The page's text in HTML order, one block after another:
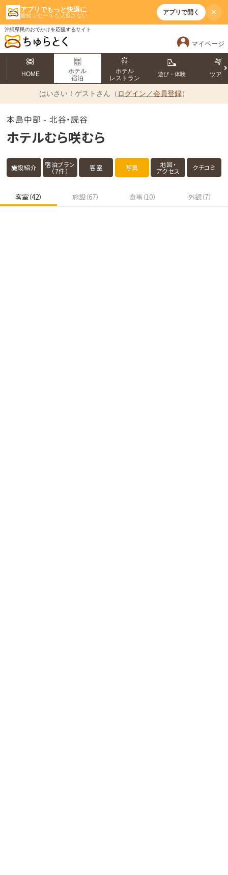
アプリでもっと快適に
通知でセールも見逃さない アプリで開く ×
沖縄県民のおでかけを応援するサイト
マイページ
HOME
ホテル
宿泊
ホテル
レストラン
遊び・体験 ツアー
はいさい！ ゲストさん（ ログイン／会員登録）
本島中部 - 北谷・読谷
ホテルむら咲むら
施設紹介 宿泊プラン
（7件） 客室 写真 地図・
アクセス クチコミ
客室（42） 施設（67） 食事（10） 外観（7）